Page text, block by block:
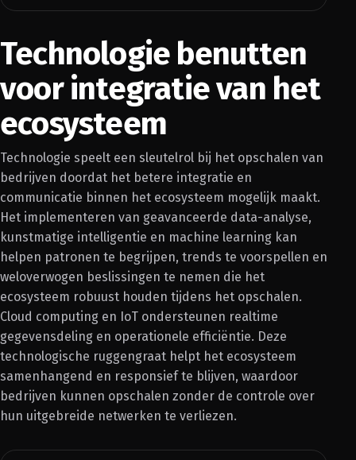
Technologie benutten
voor integratie van het
ecosysteem
Technologie speelt een sleutelrol bij het opschalen van
bedrijven doordat het betere integratie en
communicatie binnen het ecosysteem mogelijk maakt.
Het implementeren van geavanceerde data-analyse,
kunstmatige intelligentie en machine learning kan
helpen patronen te begrijpen, trends te voorspellen en
weloverwogen beslissingen te nemen die het
ecosysteem robuust houden tijdens het opschalen.
Cloud computing en IoT ondersteunen realtime
gegevensdeling en operationele efficiëntie. Deze
technologische ruggengraat helpt het ecosysteem
samenhangend en responsief te blijven, waardoor
bedrijven kunnen opschalen zonder de controle over
hun uitgebreide netwerken te verliezen.